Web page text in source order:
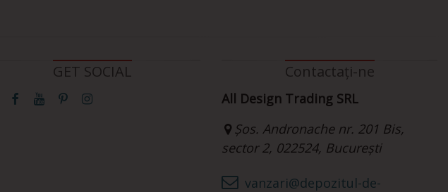
GET SOCIAL Contactați-ne
All Design Trading SRL
Șos. Andronache nr. 201 Bis,
sector 2, 022524, București
vanzari@depozitul-de-